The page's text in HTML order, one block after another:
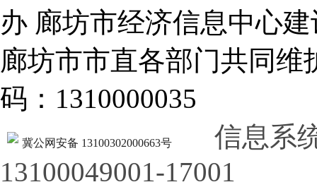
办 廊坊市经济信息中心建
廊坊市市直各部门共同
码：1310000035
冀公网安备 13100302000663号
信息系
13100049001-17001